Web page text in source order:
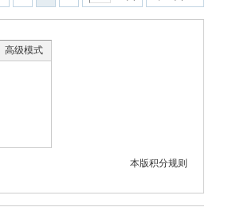
高级模式
本版积分规则